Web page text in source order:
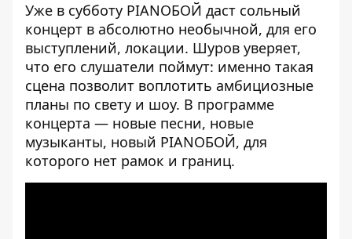
Уже в субботу PIANOБОЙ даст сольный
концерт в абсолютно необычной, для его
выступлений, локации. Шуров уверяет,
что его слушатели поймут: именно такая
сцена позволит воплотить амбициозные
планы по свету и шоу. В программе
концерта — новые песни, новые
музыканты, новый PIANOБОЙ, для
которого нет рамок и границ.